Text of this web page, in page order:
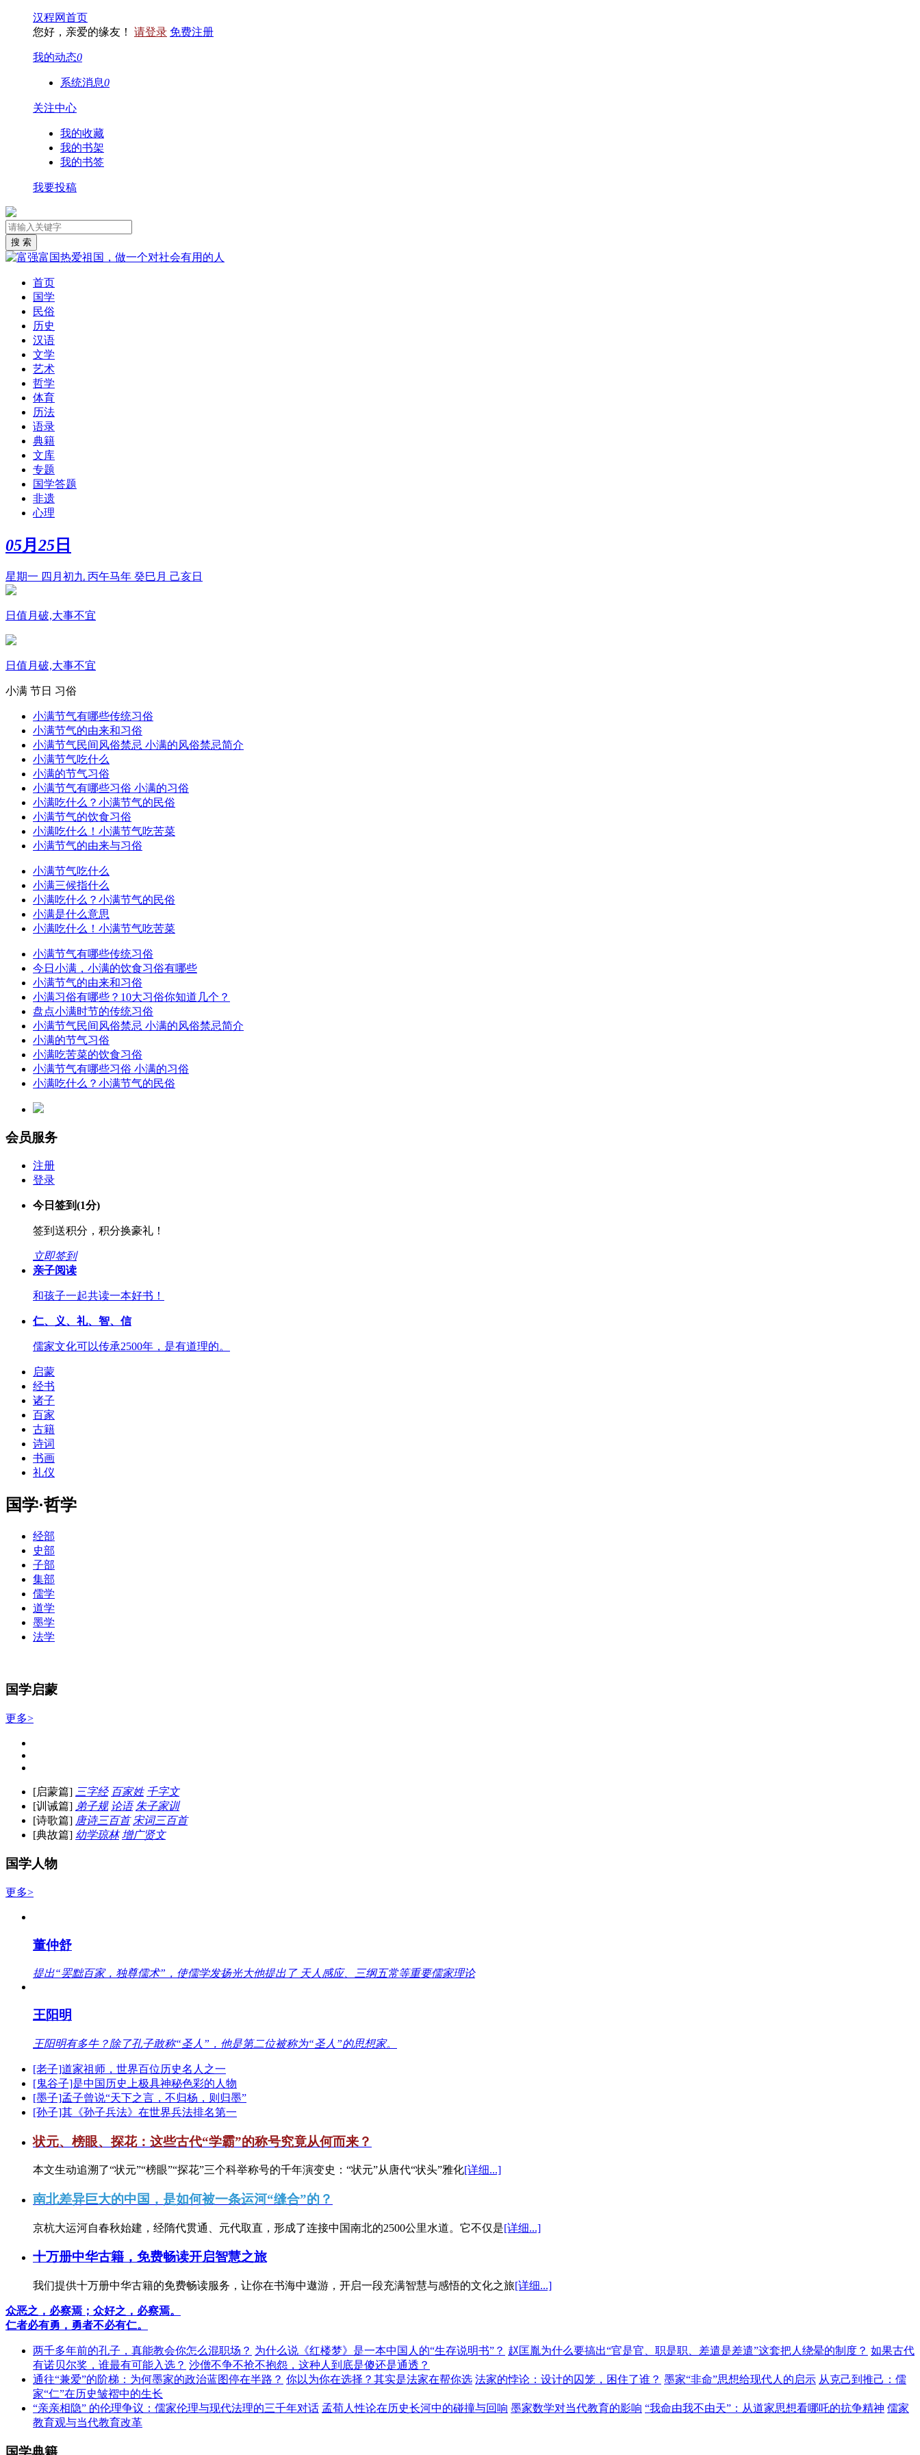
汉程网首页
您好，亲爱的缘友！ 请登录 免费注册
我的动态0
系统消息0
关注中心
我的收藏
我的书架
我的书签
我要投稿
首页
国学
民俗
历史
汉语
文学
艺术
哲学
体育
历法
语录
典籍
文库
专题
国学答题
非遗
心理
05月 25 日
星期一 四月初九 丙午马年 癸巳月 己亥日
日值月破,大事不宜
日值月破,大事不宜
小满 节日 习俗
小满节气有哪些传统习俗
小满节气的由来和习俗
小满节气民间风俗禁忌 小满的风俗禁忌简介
小满节气吃什么
小满的节气习俗
小满节气有哪些习俗 小满的习俗
小满吃什么？小满节气的民俗
小满节气的饮食习俗
小满吃什么！小满节气吃苦菜
小满节气的由来与习俗
小满节气吃什么
小满三候指什么
小满吃什么？小满节气的民俗
小满是什么意思
小满吃什么！小满节气吃苦菜
小满节气有哪些传统习俗
今日小满，小满的饮食习俗有哪些
小满节气的由来和习俗
小满习俗有哪些？10大习俗你知道几个？
盘点小满时节的传统习俗
小满节气民间风俗禁忌 小满的风俗禁忌简介
小满的节气习俗
小满吃苦菜的饮食习俗
小满节气有哪些习俗 小满的习俗
小满吃什么？小满节气的民俗
会员服务
注册
登录
今日签到(1分)
签到送积分，积分换豪礼！
立即签到
亲子阅读
和孩子一起共读一本好书！
仁、义、礼、智、信
儒家文化可以传承2500年，是有道理的。
启蒙
经书
诸子
百家
古籍
诗词
书画
礼仪
国学·哲学
经部
史部
子部
集部
儒学
道学
墨学
法学
国学启蒙
更多>
[启蒙篇] 三字经 百家姓 千字文
[训诫篇] 弟子规 论语 朱子家训
[诗歌篇] 唐诗三百首 宋词三百首
[典故篇] 幼学琼林 增广贤文
国学人物
更多>
董仲舒
提出“罢黜百家，独尊儒术”，使儒学发扬光大他提出了 天人感应、三纲五常等重要儒家理论
王阳明
王阳明有多牛？除了孔子敢称“圣人”，他是第二位被称为“圣人”的思想家。
[老子]道家祖师，世界百位历史名人之一
[鬼谷子]是中国历史上极具神秘色彩的人物
[墨子]孟子曾说“天下之言，不归杨，则归墨”
[孙子]其《孙子兵法》在世界兵法排名第一
状元、榜眼、探花：这些古代“学霸”的称号究竟从何而来？
本文生动追溯了“状元”“榜眼”“探花”三个科举称号的千年演变史：“状元”从唐代“状头”雅化[详细...]
南北差异巨大的中国，是如何被一条运河“缝合”的？
京杭大运河自春秋始建，经隋代贯通、元代取直，形成了连接中国南北的2500公里水道。它不仅是[详细...]
十万册中华古籍，免费畅读开启智慧之旅
我们提供十万册中华古籍的免费畅读服务，让你在书海中遨游，开启一段充满智慧与感悟的文化之旅[详细...]
众恶之，必察焉；众好之，必察焉。
仁者必有勇，勇者不必有仁。
两千多年前的孔子，真能教会你怎么混职场？ 为什么说《红楼梦》是一本中国人的“生存说明书”？ 赵匡胤为什么要搞出“官是官、职是职、差遣是差遣”这套把人绕晕的制度？ 如果古代
有诺贝尔奖，谁最有可能入选？ 沙僧不争不抢不抱怨，这种人到底是傻还是通透？
通往“兼爱”的阶梯：为何墨家的政治蓝图停在半路？ 你以为你在选择？其实是法家在帮你选 法家的悖论：设计的囚笼，困住了谁？ 墨家“非命”思想给现代人的启示 从克己到推己：儒
家“仁”在历史皱褶中的生长
“亲亲相隐” 的伦理争议：儒家伦理与现代法理的三千年对话 孟荀人性论在历史长河中的碰撞与回响 墨家数学对当代教育的影响 “我命由我不由天”：从道家思想看哪吒的抗争精神 儒家
教育观与当代教育改革
国学典籍